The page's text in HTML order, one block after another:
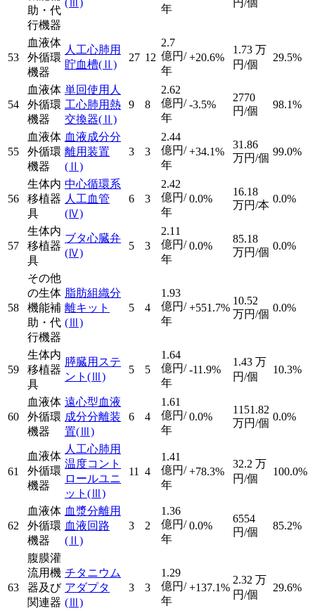
助・代
行機器
(Ⅲ)
年
円/個
53
血液体
外循環
機器
人工心肺用
貯血槽(Ⅱ)
27 12
2.7
億円/
年
+20.6%
1.73 万
円/個
29.5%
54
血液体
外循環
機器
単回使用人
工心肺用熱
交換器(Ⅱ)
9 8
2.62
億円/
年
-3.5%
2770
円/個
98.1%
55
血液体
外循環
機器
血液成分分
離用装置
(Ⅱ)
3 3
2.44
億円/
年
+34.1%
31.86
万円/個
99.0%
56
生体内
移植器
具
中心循環系
人工血管
(Ⅳ)
6 3
2.42
億円/
年
0.0%
16.18
万円/本
0.0%
57
生体内
移植器
具
ブタ心臓弁
(Ⅳ)
5 3
2.11
億円/
年
0.0%
85.18
万円/個
0.0%
58
その他
の生体
機能補
助・代
行機器
脂肪組織分
離キット
(Ⅲ)
5 4
1.93
億円/
年
+551.7%
10.52
万円/個
0.0%
59
生体内
移植器
具
膵臓用ステ
ント (Ⅲ)
5 5
1.64
億円/
年
-11.9%
1.43 万
円/個
10.3%
60
血液体
外循環
機器
遠心型血液
成分分離装
置(Ⅲ)
6 4
1.61
億円/
年
0.0%
1151.82
万円/個
0.0%
61
血液体
外循環
機器
人工心肺用
温度コント
ロールユニ
ット (Ⅲ)
11 4
1.41
億円/
年
+78.3%
32.2 万
円/個
100.0%
62
血液体
外循環
機器
血漿分離用
血液回路
(Ⅱ)
3 2
1.36
億円/
年
0.0%
6554
円/個
85.2%
63
腹膜灌
流用機
器及び
関連器
チタニウム
アダプタ
(Ⅲ)
3 3
1.29
億円/
年
+137.1%
2.32 万
円/個
29.6%